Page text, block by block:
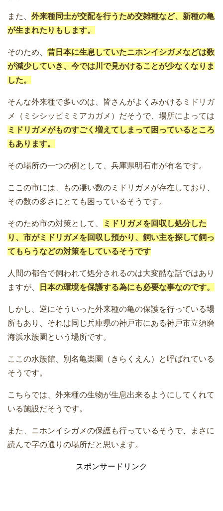
また、 外来種同士が交配を行うため交雑種など、新種の亀
が生まれたりもします。
そのため、 昔日本に生息していたニホンイシガメなどは数
が減少していき、今では川で見かけることが少なくなりま
した。
そんな外来種で多いのは、皆さんがよくみかけるミドリガ
メ（ミシシッピミミアカガメ）だそうで、場所によっては
ミドリガメがものすごく増えてしまって困っているところ
もあります。
その場所の一つの例として、兵庫県明石市が有名です。
ここの市には、もの凄い数のミドリガメが存在しており、
その数の多さにとても困っているそうです。
そのため市の対策として、
ミドリガメを回収し処分した
り、市がミドリガメを回収し預かり、飼い主を探して飼っ
てもらうなどの対策をしているそうです
人間の都合で飼われて処分されるのは大変酷な話ではあり
ますが、
日本の環境を保護する為にも必要な事なのです。
しかし、逆にそういった外来種の亀の保護を行っている場
所もあり、それは同じ兵庫県の神戸市にある神戸市立須磨
海浜水族園という場所です。
ここの水族館、別名亀楽園（きらくえん）と呼ばれている
そうです。
こちらでは、外来種の生物が生息出来るようにしてくれて
いる施設だそうです。
また、ニホンイシガメの保護も行っているそうで、まさに
読んで字の通りの場所だと思います。
スポンサードリンク